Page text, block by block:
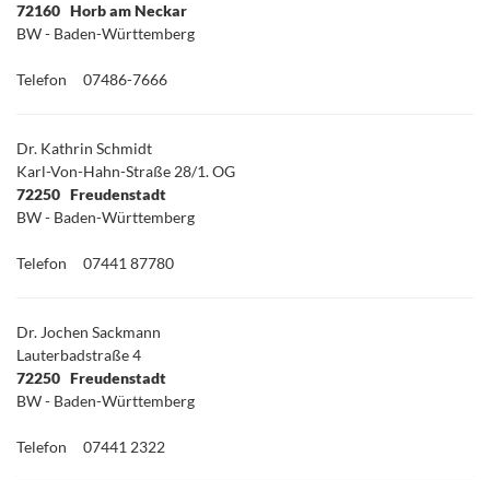
72160 Horb am Neckar
BW - Baden-Württemberg
Telefon 07486-7666
Dr. Kathrin Schmidt
Karl-Von-Hahn-Straße 28/1. OG
72250 Freudenstadt
BW - Baden-Württemberg
Telefon 07441 87780
Dr. Jochen Sackmann
Lauterbadstraße 4
72250 Freudenstadt
BW - Baden-Württemberg
Telefon 07441 2322